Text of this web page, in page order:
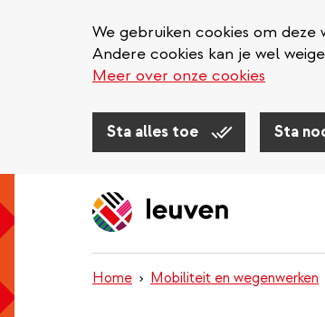
We gebruiken cookies om
Andere cookies kan je wel
Meer over onze cookies
Sta alles toe Sta
Home Mobiliteit en wegenwerken